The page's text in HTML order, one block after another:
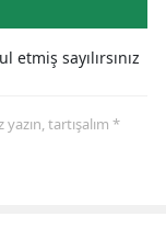
etmiş sayılırsınız
tartışalım *